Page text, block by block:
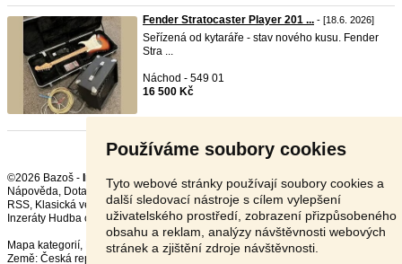
Používáme soubory cookies
Tyto webové stránky používají soubory cookies a
další sledovací nástroje s cílem vylepšení
uživatelského prostředí, zobrazení přizpůsobeného
obsahu a reklam, analýzy návštěvnosti webových
stránek a zjištění zdroje návštěvnosti.
Fender Stratocaster Player 201 ... - [18.6. 2026]
Seřízená od kytaráře - stav nového kusu. Fender
Stra ...
Náchod - 549 01
16 500 Kč
©2026 Bazoš - Inzerce, Bazar
Nápověda, Dotazy Hodnocení,Kontakt,Reklama,Podmínky,Ochrana údajů,
RSS,
Inzeráty Hudba celkem:18711, za 24 hodin:540
Mapa kategorií,
Nejvyhledávanější výrazy
Země: Česká republika Slovensko Rakousko